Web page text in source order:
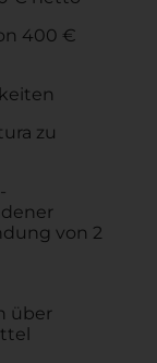
400 €
zu
von 2
über